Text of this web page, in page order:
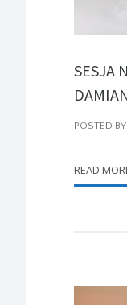
SESJA
POSTED
READ